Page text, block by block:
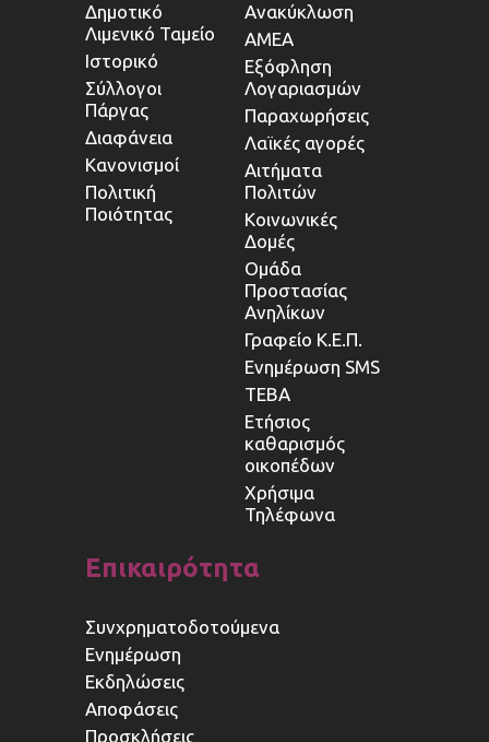
Δημοτικό
Λιμενικό Ταμείο
Ιστορικό
Σύλλογοι
Πάργας
Διαφάνεια
Κανονισμοί
Πολιτική
Ποιότητας
Ανακύκλωση
ΑΜΕΑ
Εξόφληση
Λογαριασμών
Παραχωρήσεις
Λαϊκές αγορές
Αιτήματα
Πολιτών
Κοινωνικές
Δομές
Ομάδα
Προστασίας
Ανηλίκων
Γραφείο Κ.Ε.Π.
Ενημέρωση SMS
ΤΕΒΑ
Ετήσιος
καθαρισμός
οικοπέδων
Χρήσιμα
Τηλέφωνα
Επικαιρότητα
Συνχρηματοδοτούμενα
Ενημέρωση
Εκδηλώσεις
Αποφάσεις
Προσκλήσεις